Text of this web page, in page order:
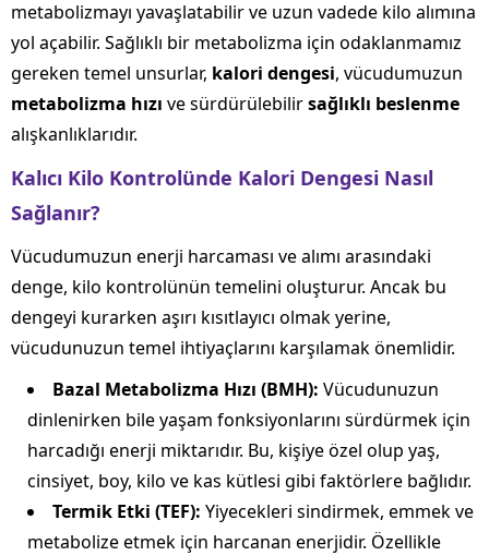
metabolizmayı yavaşlatabilir ve uzun vadede kilo alımına
yol açabilir. Sağlıklı bir metabolizma için odaklanmamız
gereken temel unsurlar, kalori dengesi, vücudumuzun
metabolizma hızı ve sürdürülebilirsağlıklı beslenme
alışkanlıklarıdır.
Kalıcı Kilo Kontrolünde Kalori Dengesi Nasıl
Sağlanır?
Vücudumuzun enerji harcaması ve alımı arasındaki
denge, kilo kontrolünün temelini oluşturur. Ancak bu
dengeyi kurarken aşırı kısıtlayıcı olmak yerine,
vücudunuzun temel ihtiyaçlarını karşılamak önemlidir.
Bazal Metabolizma Hızı (BMH): Vücudunuzun
dinlenirken bile yaşam fonksiyonlarını sürdürmek için
harcadığı enerji miktarıdır. Bu, kişiye özel olup yaş,
cinsiyet, boy, kilo ve kas kütlesi gibi faktörlere bağlıdır.
Termik Etki (TEF): Yiyecekleri sindirmek, emmek ve
metabolize etmek için harcanan enerjidir. Özellikle